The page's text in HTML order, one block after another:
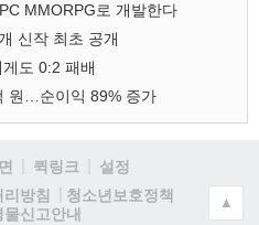
MMORPG로 개발한다
신작 최초 공개
도 0:2 패배
원…순이익 89% 증가
퀵링크
설정
방침
청소년보호정책
신고안내
▲